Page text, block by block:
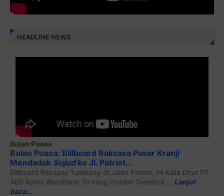
HEADLINE NEWS
Bulan Puasa
Bulan Puasa: Billboard Raksasa Pasar Kranji
Mendadak Sujudke Jl. Patriot...
Billboard Raksasa Tumbang di Jalan Patriot, Ini Kata Dirut PT
ABB Rama Wardhana Tentang Insiden Tersebut ...
Lanjut
baca…